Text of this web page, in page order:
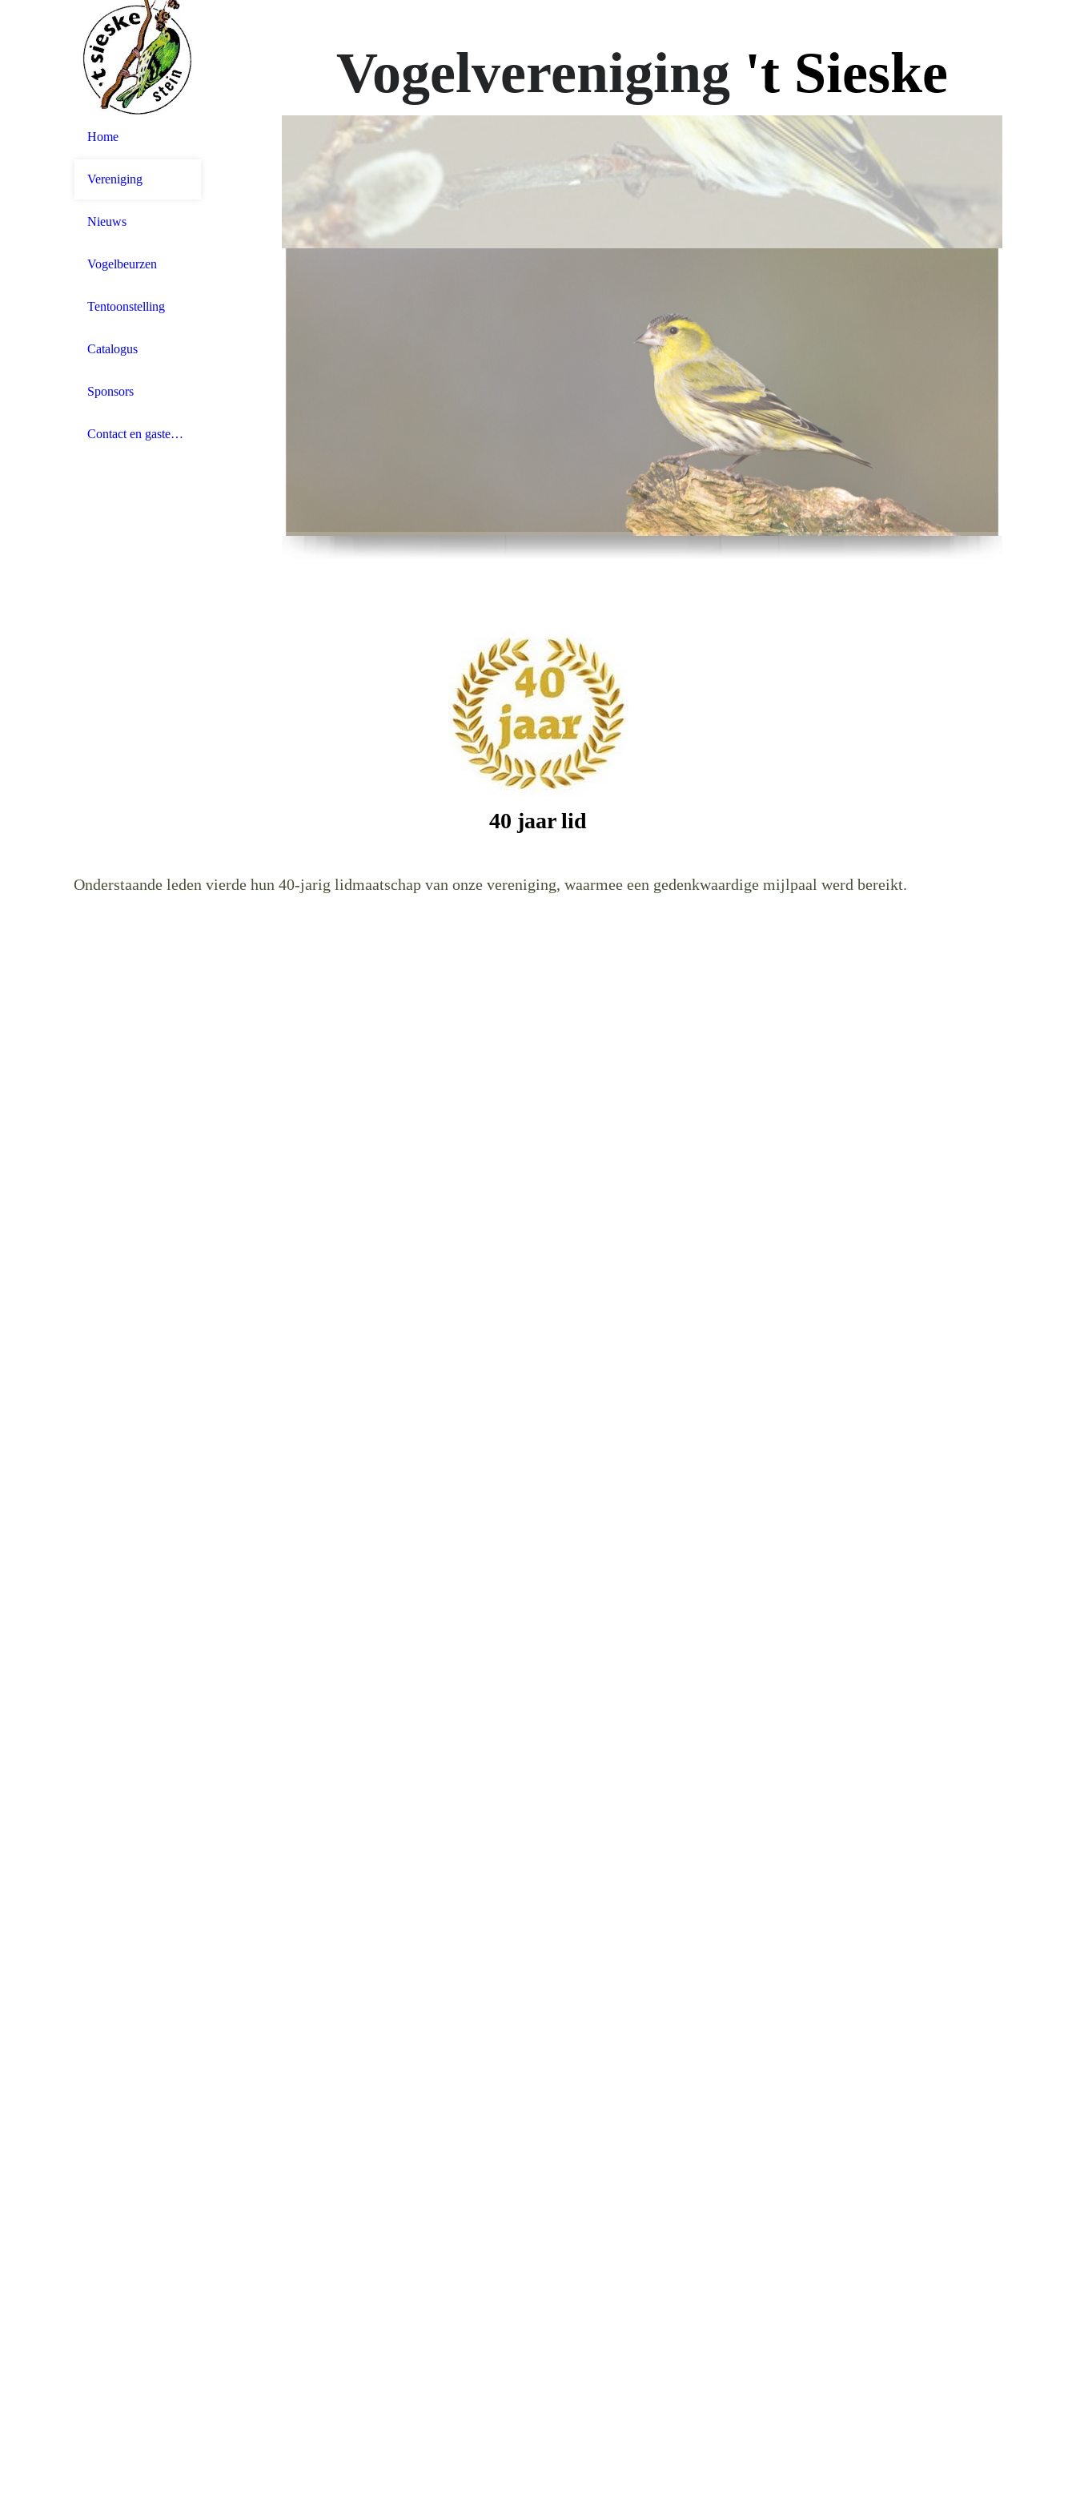
Vogelvereniging 't Sieske
Home
Vereniging
Nieuws
Vogelbeurzen
Tentoonstelling
Catalogus
Sponsors
Contact en gastenboek
40 jaar lid
Onderstaande leden vierde hun 40-jarig lidmaatschap van onze vereniging, waarmee een gedenkwaardige mijlpaal werd bereikt.